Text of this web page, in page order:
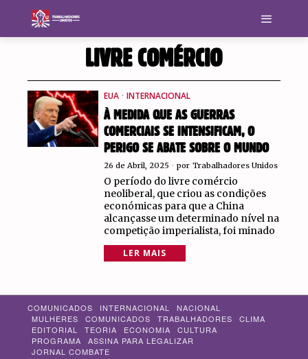
LIVRE COMÉRCIO
EUA · INTERNACIONAL
À MEDIDA QUE AS GUERRAS
COMERCIAIS SE INTENSIFICAM, O
PERIGO SE ABATE SOBRE O MUNDO
26 de Abril, 2025 por Trabalhadores Unidos
O período do livre comércio
neoliberal, que criou as condições
económicas para que a China
alcançasse um determinado nível na
competição imperialista, foi minado
LER MAIS
COMUNICADOS INTERNACIONAL
NACIONAL
MULHERES
COMUNICADOS TRABALHADORES
CLIMA
EDITORIAL
TEORIA ECONOMIA
CULTURA
PROGRAMA
ASSINA PARA LEGALIZAR
JORNAL COMBATE